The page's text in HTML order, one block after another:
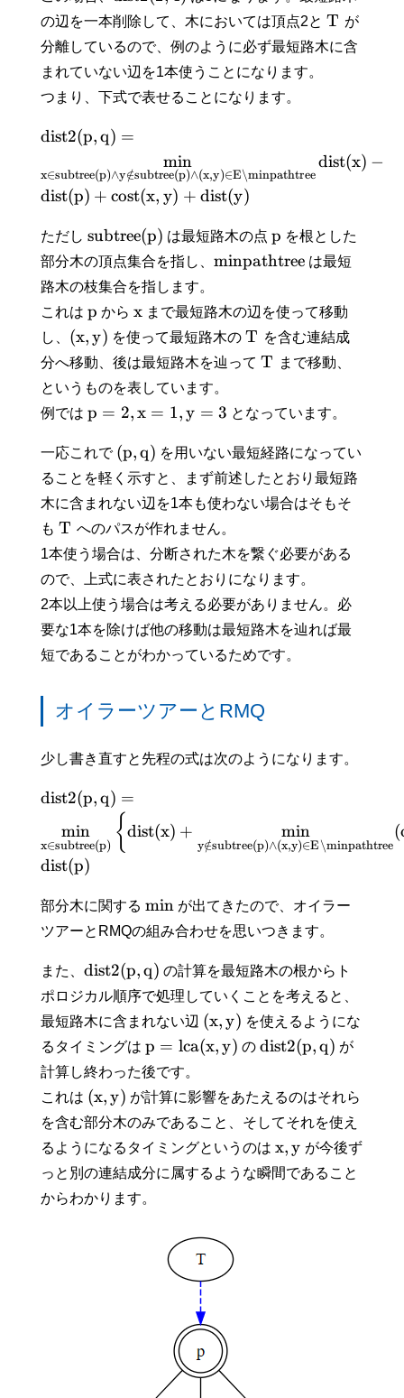
の辺を一本削除して、木においては頂点2と T が
分離しているので、例のように必ず最短路木に含
まれていない辺を1本使うことになります。
つまり、下式で表せることになります。
dist2(p,q) =
x∈subtree(p)∧y∈
/subtree(p)∧(x,y)∈E∖minpathtree
min dist(x) −
dist(p) + cost(x, y) + dist(y)
ただし subtree(p) は最短路木の点p を根とした
部分木の頂点集合を指し、 minpathtree は最短
路木の枝集合を指します。
これは p から xまで最短路木の辺を使って移動
し、 (x,y) を使って最短路木の T を含む連結成
分へ移動、後は最短路木を辿って T まで移動、
というものを表しています。
例では p = 2,x = 1,y = 3 となっています。
一応これで (p,q) を用いない最短経路になってい
ることを軽く示すと、まず前述したとおり最短路
木に含まれない辺を1本も使わない場合はそもそ
も T へのパスが作れません。
1本使う場合は、分断された木を繋ぐ必要がある
ので、上式に表されたとおりになります。
2本以上使う場合は考える必要がありません。必
要な1本を除けば他の移動は最短路木を辿れば最
短であることがわかっているためです。
オイラーツアーとRMQ
少し書き直すと先程の式は次のようになります。
dist2(p,q) =
x∈subtree(p)
min {dist(x) +
y∈
/subtree(p)∧(x,y)∈E∖minpathtree
min (
dist(p)
部分木に関する min が出てきたので、オイラー
ツアーとRMQの組み合わせを思いつきます。
また、 dist2(p,q) の計算を最短路木の根からト
ポロジカル順序で処理していくことを考えると、
最短路木に含まれない辺 (x,y) を使えるようにな
るタイミングは p = lca(x,y) の dist2(p,q) が
計算し終わった後です。
これは (x,y) が計算に影響をあたえるのはそれら
を含む部分木のみであること、そしてそれを使え
るようになるタイミングというのは x,y が今後ず
っと別の連結成分に属するような瞬間であること
からわかります。